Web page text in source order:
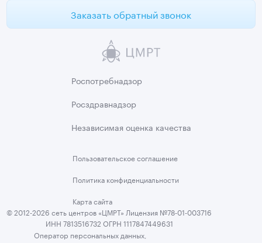
Заказать обратный звонок
Пользовательскоесоглашение
Политика конфиденциальности
Карта сайта
Роспотребнадзор
Росздравнадзор
Независимая оценка качества
© 2012-2026 сеть центров «ЦМРТ» Лицензия №78-01-003716
ИНН 7813516732 ОГРН 1117847449631
Оператор персональных данных,